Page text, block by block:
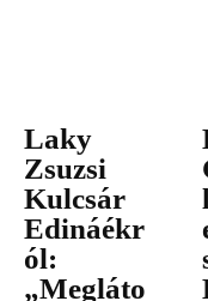
Laky
Zsuzsi
Kulcsár
Edináékr
ól:
„Megláto